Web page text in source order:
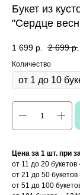
Букет из
"Сердце
1 699 р. 2 699 р.
Количество
Цена за 1 шт. при
от 11 до 20 букетов
от 21 до 50
от 51 до 100